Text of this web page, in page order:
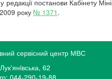
постанови Кабінету
року № 1371 .
сервісний центр МВС
62
044-290-19-88